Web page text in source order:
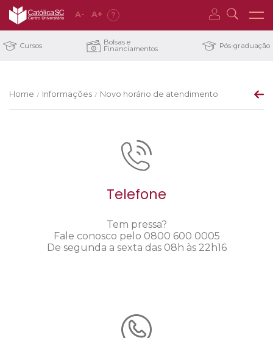
A- A+ ?
Cursos Bolsas e
Financiamentos Pós-graduação
Home / Informações / Novo horário de atendimento
Telefone
Tem pressa?
Fale conosco pelo 0800 600 0005
De segunda a sexta das 08h às 22h16